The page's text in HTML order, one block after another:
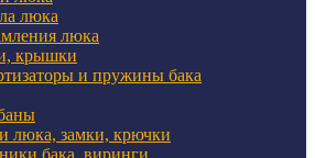
люка
люка
крышки
и пружины бака
люка, замки, крючки
бака, виринги